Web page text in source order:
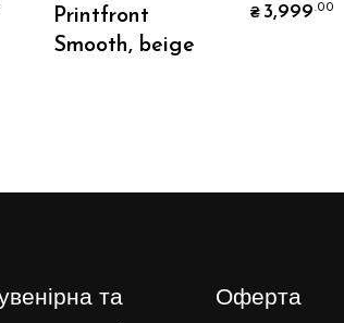
Printfront
Smooth, beige
₴ 3,999 .00
та
Оферта